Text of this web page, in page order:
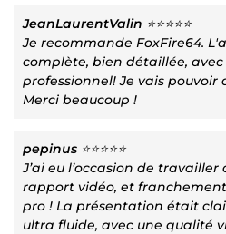
JeanLaurentValin ⭐⭐⭐⭐⭐
Je recommande FoxFire64.
complète, bien détaillée, avec
professionnel! Je vais pouvoir
Merci beaucoup !
pepinus ⭐⭐⭐⭐⭐
J’ai eu l’occasion de travailler
rapport vidéo, et
pro ! La présentation était
ultra fluide, avec une qualité